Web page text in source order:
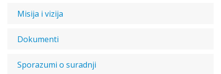
Misija i vizija
Dokumenti
Sporazumi o suradnji